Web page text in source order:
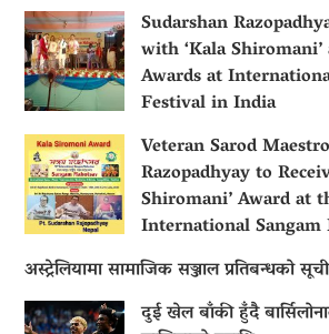
Sudarshan
with ‘Kala Shiromani’
Awards at
Festival in India
Veteran Sarod
Razopadhyay to
Shiromani’ Award at
International
अस्ट्रेलियामा सामाजिक सञ्जाल प्रतिबन्धको
दुई खेल बाँकी हुँदै